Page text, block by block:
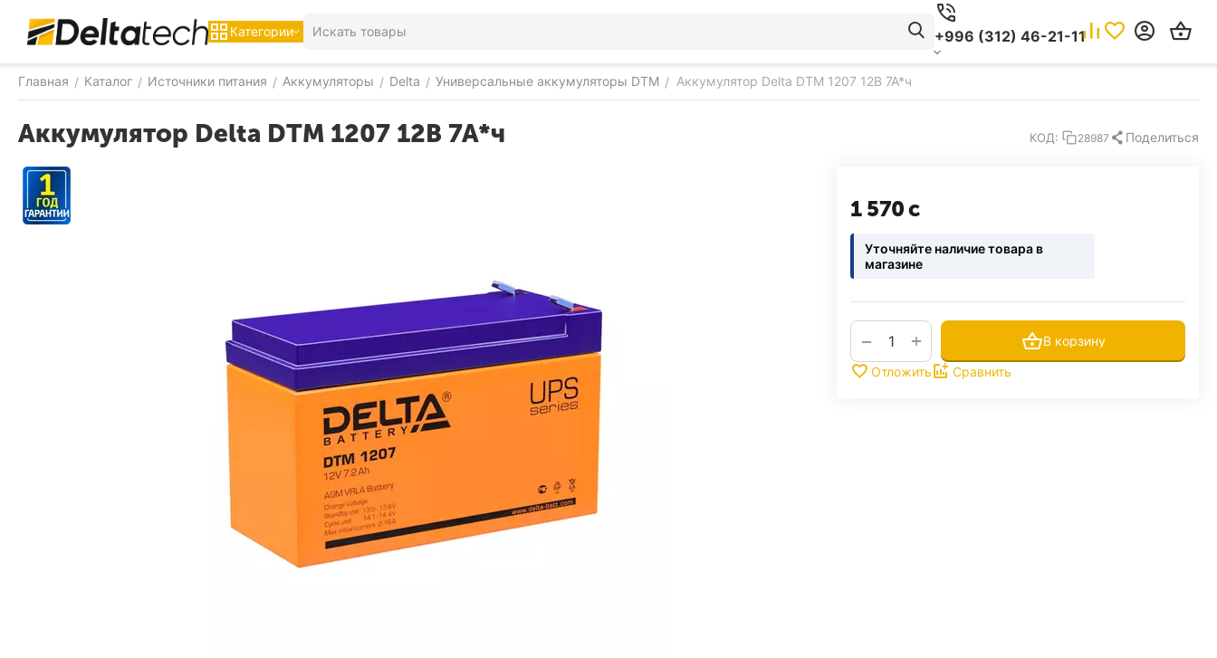
Категории +996 (312) 46-21-11
Главная / Каталог / Источники питания / Аккумуляторы / Delta / Универсальные аккумуляторы DTM / Аккумулятор Delta DTM 1207 12В 7А*ч
Аккумулятор Delta DTM 1207 12В 7А*ч КОД: 28987 Поделиться
1 570с
Уточняйте наличие товара в
магазине
+
−
В корзину
Отложить
Сравнить